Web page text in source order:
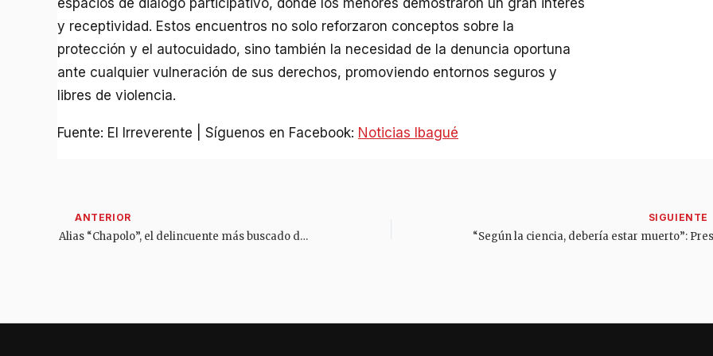
y receptividad. Estos encuentros no solo reforzaron conceptos sobre la
protección y el autocuidado, sino también la necesidad de la denuncia oportuna
ante cualquier vulneración de sus derechos, promoviendo entornos seguros y
libres de violencia.
Fuente: El Irreverente | Síguenos en Facebook: Noticias Ibagué
Alias “Chapolo”, el delincuente más buscado del Tolima, es objetivo prioritario de la Policía Nacional